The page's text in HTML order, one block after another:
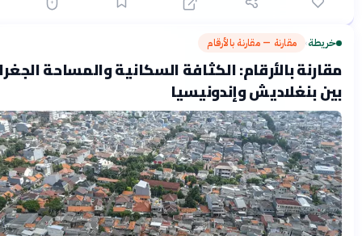
مقارنة — مقارنة بالأرقام
بالأرقام: الكثافة السكانية والمساحة الجغرافية
وإندونيسيا